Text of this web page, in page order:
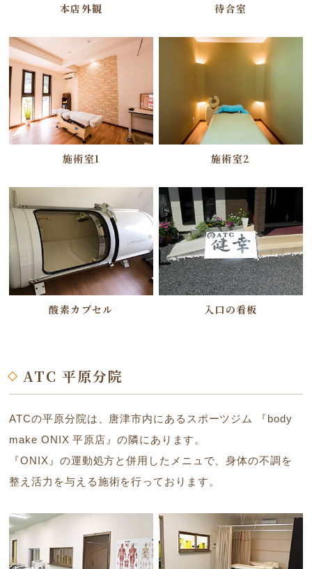
本店外観 待合室
施術室1 施術室2
酸素カプセル 入口の看板
ATC 平原分院
ATCの平原分院は、唐津市内にあるスポーツジム 『body
make ONIX 平原店』の隣にあります。
『ONIX』の運動処方と併用したメニュで、身体の不調を
整え活力を与える施術を行っております。